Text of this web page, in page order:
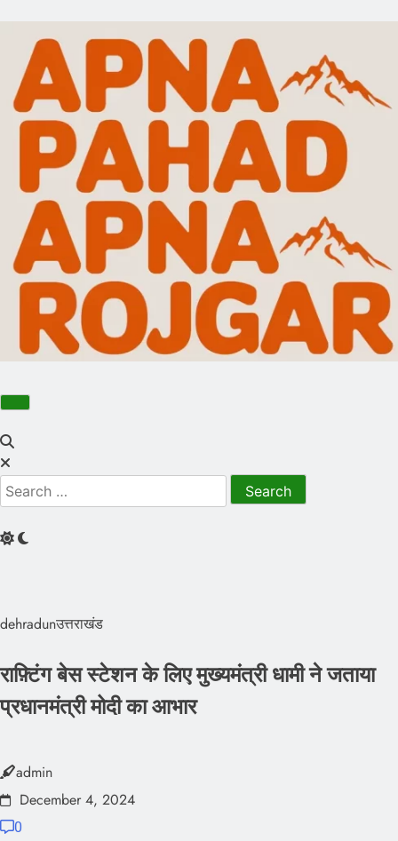
NE
News Elementor
dehradunउत्तराखंड
राफ़्टिंग बेस स्टेशन के लिए मुख्यमंत्री धामी ने जताया
प्रधानमंत्री मोदी का आभार
admin
December 4, 2024
0